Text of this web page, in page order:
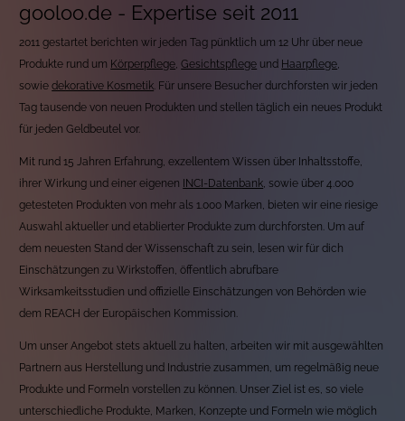
gooloo.de - Expertise seit 2011
2011 gestartet berichten wir jeden Tag pünktlich um 12 Uhr über neue
Produkte rund um Körperpflege,Gesichtspflege und Haarpflege,
sowiedekorative Kosmetik. Für unsere Besucher durchforsten wir jeden
Tag tausende von neuen Produkten und stellen täglich ein neues Produkt
für jeden Geldbeutel vor.
Mit rund 15 Jahren Erfahrung, exzellentem Wissen über Inhaltsstoffe,
ihrer Wirkung und einer eigenen
INCI-Datenbank, sowie über 4.000
getesteten Produkten von mehr als 1.000 Marken, bieten wir eine riesige
Auswahl aktueller und etablierter Produkte zum durchforsten. Um auf
dem neuesten Stand der Wissenschaft zu sein, lesen wir für dich
Einschätzungen zu Wirkstoffen, öffentlich abrufbare
Wirksamkeitsstudien und offizielle Einschätzungen von Behörden wie
dem REACH der Europäischen Kommission.
Um unser Angebot stets aktuell zu halten, arbeiten wir mit ausgewählten
Partnern aus Herstellung und Industrie zusammen, um regelmäßig neue
Produkte und Formeln vorstellen zu können. Unser Ziel ist es, so viele
unterschiedliche Produkte, Marken, Konzepte und Formeln wie möglich